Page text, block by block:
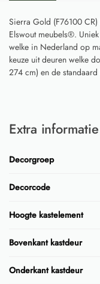
Sierra Gold (F76100
Elswout meubels®.
welke in Nederland op
keuze uit deuren welke
274 cm) en de standaard
Extra informatie
Decorgroep
Decorcode
Hoogte kastelement
Bovenkant kastdeur
Onderkant kastdeur